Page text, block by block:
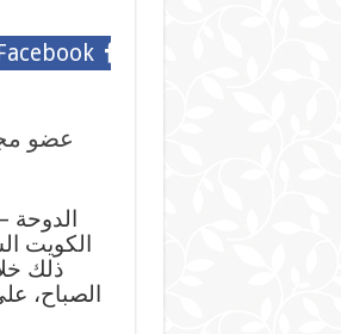
عضو
الدوحة
الكويت
ذلك
الصباح،